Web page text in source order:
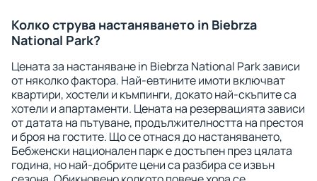
Колко струва настаняването in Biebrza
National Park?
Цената за настаняване in Biebrza National Park зависи
от няколко фактора. Най-евтините имоти включват
квартири, хостели и къмпинги, докато най-скъпите са
хотели и апартаменти. Цената на резервацията зависи
от датата на пътуване, продължителността на престоя
и броя на гостите. Що се отнася до настаняването,
Бебженски национален парк е достъпен през цялата
година, но най-добрите цени са разбира се извън